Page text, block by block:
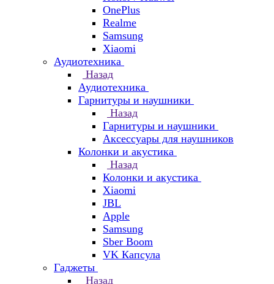
OnePlus
Realme
Samsung
Xiaomi
Аудиотехника
Назад
Аудиотехника
Гарнитуры и наушники
Назад
Гарнитуры и наушники
Аксессуары для наушников
Колонки и акустика
Назад
Колонки и акустика
Xiaomi
JBL
Apple
Samsung
Sber Boom
VK Капсула
Гаджеты
Назад